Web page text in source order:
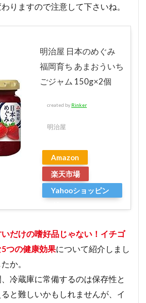
りますので注意して下さいね。
明治屋 日本のめぐみ
福岡育ち あまおういち
ごジャム 150g×2個
created by Rinker
明治屋
Amazon
楽天市場
Yahooショッピン
だけの嗜好品じゃない！イチゴ
つの健康効果について紹介しまし
か。
冷蔵庫に常備するのは保存性と
と難しいかもしれませんが、イ